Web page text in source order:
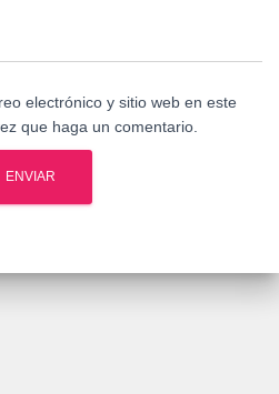
electrónico y sitio web en este
que haga un comentario.